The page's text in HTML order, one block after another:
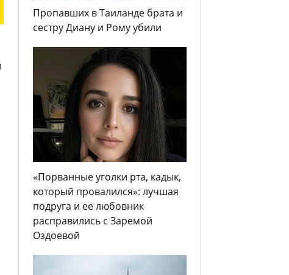
Пропавших в Таиланде брата и
сестру Диану и Рому убили
«Порванные уголки рта, кадык,
который провалился»: лучшая
подруга и ее любовник
расправились с Заремой
Оздоевой